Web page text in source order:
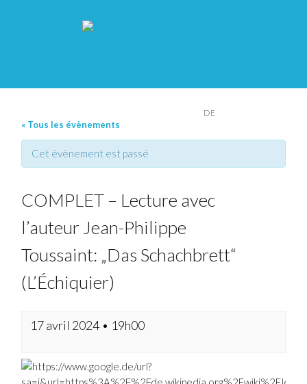
DE
« Tous les évènements
Cet évènement est passé
COMPLET – Lecture avec
l’auteur Jean-Philippe
Toussaint: „Das Schachbrett“
(L’Échiquier)
17 avril 2024 • 19h00